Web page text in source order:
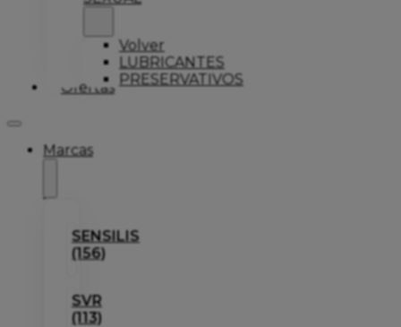
Volver
LUBRICANTES
PRESERVATIVOS
Ofertas
Marcas
SENSILIS
(156)
SVR
(113)